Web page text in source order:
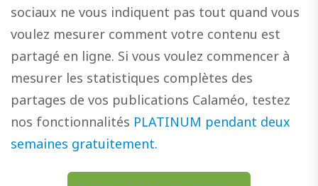
sociaux ne vous indiquent pas tout quand vous
voulez mesurer comment votre contenu est
partagé en ligne. Si vous voulez commencer à
mesurer les statistiques complètes des
partages de vos publications Calaméo, testez
nos fonctionnalités PLATINUM pendant deux
semaines gratuitement.